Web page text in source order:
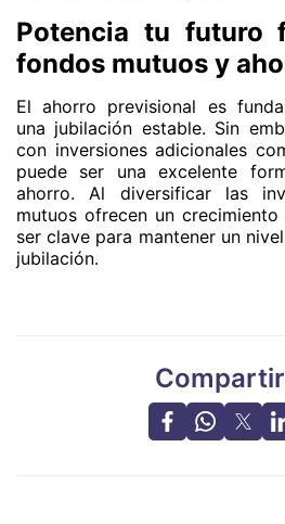
Potencia tu futuro
fondos mutuos y
El ahorro previsional es
una jubilación estable. Sin
con inversiones adicionales
puede ser una excelente
ahorro. Al diversificar las
mutuos ofrecen un
ser clave para mantener un
jubilación.